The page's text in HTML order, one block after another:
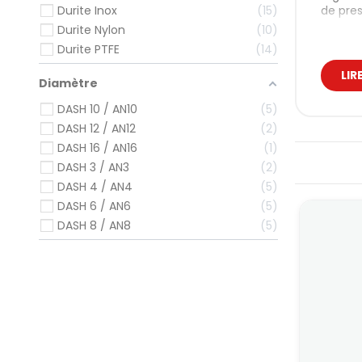
de
Durite Inox
15
Durite Nylon
10
Durite PTFE
14
Diamètre
DASH 10 / AN10
5
DASH 12 / AN12
2
DASH 16 / AN16
1
DASH 3 / AN3
2
DASH 4 / AN4
5
DASH 6 / AN6
5
DASH 8 / AN8
5